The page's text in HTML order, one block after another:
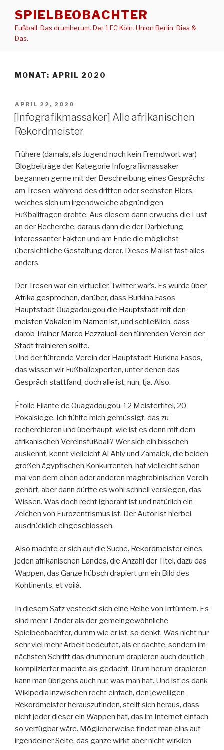
Inhalt
springen
SPIELBEOBACHTER
Fußball. Das drumherum. Der 1.FC Köln. Union Berlin. Dies &
Das.
MONAT: APRIL 2020
VERÖFFENTLICHT
AM
APRIL 22, 2020
[Infografikmassaker] Alle afrikanischen
Rekordmeister
Frühere (damals, als Jugend noch kein Fremdwort war)
Blogbeiträge der Kategorie Infografikmassaker
begannen gerne mit der Beschreibung eines Gesprächs
am Tresen, während des dritten oder sechsten Biers,
welches sich um irgendwelche abgründigen
Fußballfragen drehte. Aus diesem dann erwuchs die Lust
an der Recherche, daraus dann die der Darbietung
interessanter Fakten und am Ende die möglichst
übersichtliche Gestaltung derer. Dieses Mal ist fast alles
anders.
Der Tresen war ein virtueller, Twitter war’s. Es wurde über
Afrika gesprochen, darüber, dass Burkina Fasos
Hauptstadt Ouagadougou die Hauptstadt mit den
meisten Vokalen im Namen ist, und schließlich, dass
darob Trainer Marco Pezzaiuoli den führenden Verein der
Stadt trainieren sollte.
Und der führende Verein der Hauptstadt Burkina Fasos,
das wissen wir Fußballexperten, unter denen das
Gespräch stattfand, doch alle ist, nun, tja. Also.
Étoile Filante de Ouagadougou. 12 Meistertitel, 20
Pokalsiege. Ich fühlte mich gemüssigt, das zu
recherchieren und überhaupt, wie ist es denn mit dem
afrikanischen Vereinsfußball? Wer sich ein bisschen
auskennt, kennt vielleicht Al Ahly und Zamalek, die beiden
großen ägyptischen Konkurrenten, hat vielleicht schon
mal von dem einen oder anderen maghrebinischen Verein
gehört, aber dann dürfte es wohl schnell versiegen, das
Wissen. Was doch recht ignorant ist und natürlich ein
Zeichen von Eurozentrismus ist. Der Autor ist hierbei
ausdrücklich eingeschlossen.
Also machte er sich auf die Suche. Rekordmeister eines
jeden afrikanischen Landes, die Anzahl der Titel, dazu das
Wappen, das Ganze hübsch drapiert um ein Bild des
Kontinents, et voilà.
In diesem Satz vesteckt sich eine Reihe von Irrtümern. Es
sind mehr Länder als der gemeingewöhnliche
Spielbeobachter, dumm wie er ist, so denkt. Was nicht nur
sehr viel mehr Arbeit bedeutet, als er dachte, sondern im
nächsten Schritt das drumherum drapieren auch deutlich
komplizierter machte als gedacht. Drum herum drapieren
kann man übrigens auch nur, was man hat. Und ist es dank
Wikipedia inzwischen recht einfach, den jeweiligen
Rekordmeister herauszufinden, stellt sich heraus, dass
nicht jeder dieser ein Wappen hat, das im Internet einfach
so verfügbar wäre. Möglicherweise findet man eins auf
irgendeiner Seite, das ganze wirkt aber nicht wirklich